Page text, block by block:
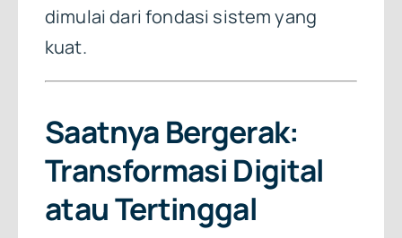
dimulai dari fondasi sistem yang
kuat.
Saatnya Bergerak:
Transformasi Digital
atau Tertinggal